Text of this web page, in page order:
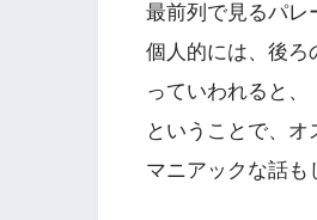
最前列で見るパレ
個人的には、後ろ
っていわれると、
ということで、オ
マニアックな話も